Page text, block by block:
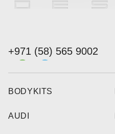
+971 (58) 565 9002
BODYKITS
AUDI